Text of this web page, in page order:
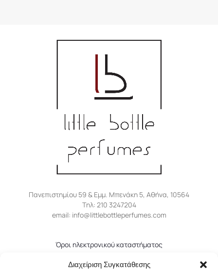
Διαχείριση Συγκατάθεσης
Πανεπιστημίου 59 & Εμμ. Μπενάκη 5, Αθήνα, 10564
Tηλ: 210 3247204
email: info@littlebottleperfumes.com
Όροι ηλεκτρονικού καταστήματος
Πολιτική επιστροφών